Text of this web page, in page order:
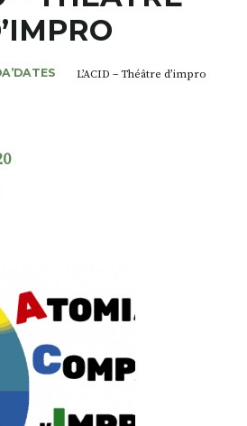
À LA NEWSLETTER
FACEBOOKINSTAGRAM
L’ACID – Théâtre d’impro